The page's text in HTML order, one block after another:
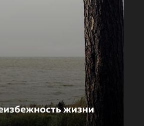
жизни